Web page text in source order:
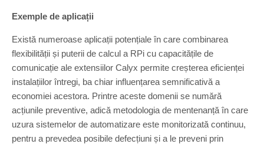
Exemple de aplicații
Există numeroase aplicații potențiale în care combinarea
flexibilității și puterii de calcul a RPi cu capacitățile de
comunicație ale extensiilor Calyx permite creșterea eficienței
instalațiilor întregi, ba chiar influențarea semnificativă a
economiei acestora. Printre aceste domenii se numără
acțiunile preventive, adică metodologia de mentenanță în care
uzura sistemelor de automatizare este monitorizată continuu,
pentru a prevedea posibile defecțiuni și a le preveni prin